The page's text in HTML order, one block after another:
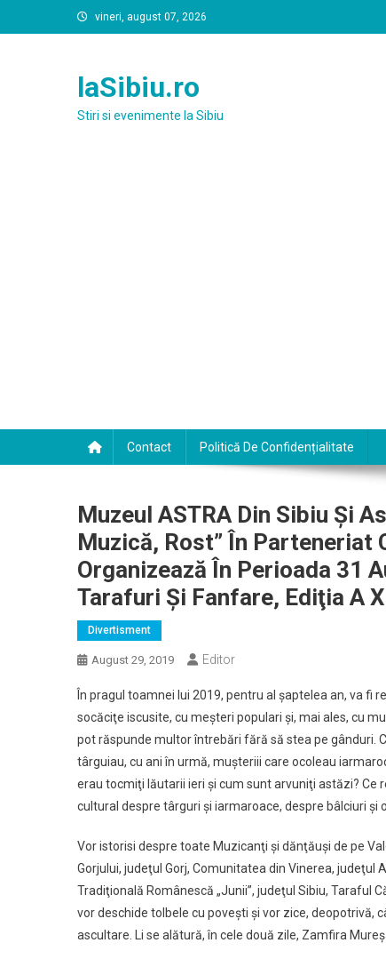
to
vineri, august 07, 2026
laSibiu.ro
Stiri si evenimente la Sibiu
Contact Politică De Confidențialitate
Muzeul ASTRA Din Sibiu Şi
Muzică, Rost” În Parteneriat
Organizează În Perioada 31
Tarafuri Şi Fanfare, Ediţia A
Divertisment
August 29, 2019 Editor
În pragul toamnei lui 2019, pentru al şaptelea an, va
socăciţe iscusite, cu meşteri populari şi, mai ales, cu
pot răspunde multor întrebări fără să stea pe gânduri.
târguiau, cu ani în urmă, muşteriii care ocoleau
erau tocmiţi lăutarii ieri şi cum sunt arvuniţi astăzi? Ce
cultural despre târguri şi iarmaroace, despre bâlciuri şi
Vor istorisi despre toate Muzicanţi şi dănţăuşi de pe
Gorjului, judeţul Gorj, Comunitatea din Vinerea, judeţul
Tradiţională Românescă „Junii”, judeţul Sibiu, Taraful
vor deschide tolbele cu poveşti şi vor zice, deopotrivă,
ascultare. Li se alătură, în cele două zile, Zamfira